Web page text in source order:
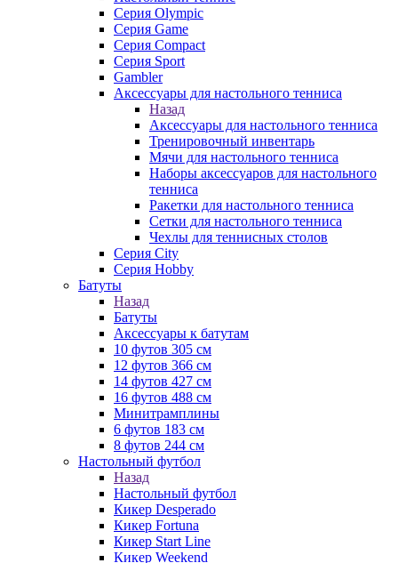
Серия Olympic
Серия Game
Серия Compact
Серия Sport
Gambler
Аксессуары для настольного тенниса
Назад
Аксессуары для настольного тенниса
Тренировочный инвентарь
Мячи для настольного тенниса
Наборы аксессуаров для настольного
тенниса
Ракетки для настольного тенниса
Сетки для настольного тенниса
Чехлы для теннисных столов
Серия City
Серия Hobby
Батуты
Назад
Батуты
Аксессуары к батутам
10 футов 305 см
12 футов 366 см
14 футов 427 см
16 футов 488 см
Минитрамплины
6 футов 183 см
8 футов 244 см
Настольный футбол
Назад
Настольный футбол
Кикер Desperado
Кикер Fortuna
Кикер Start Line
Кикер Weekend